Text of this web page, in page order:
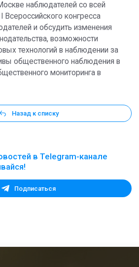
наблюдателей со всей
Всероссийского конгресса
и обсудить изменения
возможности
технологий в наблюдении за
общественного наблюдения в
мониторинга в
Назад к списку
в Telegram-канале
Подписаться